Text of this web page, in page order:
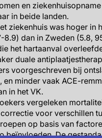
en
in beide landen.
ziekenhuis was hoger in
8.9) dan in Zweden (5.8,
het hartaanval
duale
voorgeschreven bij
en minder vaak ACE-
in het VK.
vergeleken
voor verschillen
op basis van
beïnvloeden. De